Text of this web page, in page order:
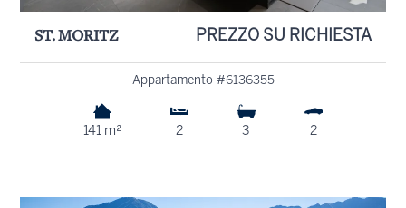
ST. MORITZ PREZZO SU RICHIESTA
Appartamento #6136355
141 m² 2 3 2